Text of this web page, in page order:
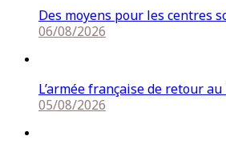
Des moyens pour les centres
06/08/2026
L’armée française de retour au
05/08/2026